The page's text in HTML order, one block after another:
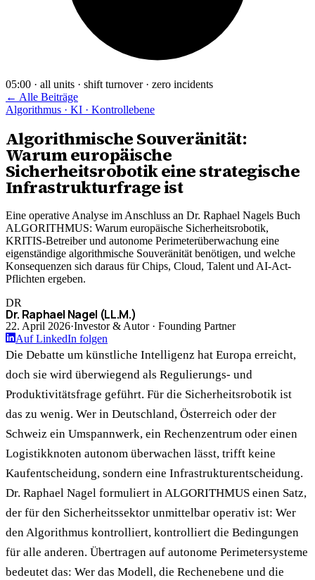
05:00 · all units · shift turnover · zero incidents
← Alle Beiträge
Algorithmus · KI · Kontrollebene
Algorithmische Souveränität:
Warum europäische
Sicherheitsrobotik eine strategische
Infrastrukturfrage ist
Eine operative Analyse im Anschluss an Dr. Raphael Nagels Buch
ALGORITHMUS: Warum europäische Sicherheitsrobotik,
KRITIS-Betreiber und autonome Perimeterüberwachung eine
eigenständige algorithmische Souveränität benötigen, und welche
Konsequenzen sich daraus für Chips, Cloud, Talent und AI-Act-
Pflichten ergeben.
DR
Dr. Raphael Nagel (LL.M.)
22. April 2026·Investor & Autor · Founding Partner
Auf LinkedIn folgen
Die Debatte um künstliche Intelligenz hat Europa erreicht,
doch sie wird überwiegend als Regulierungs- und
Produktivitätsfrage geführt. Für die Sicherheitsrobotik ist
das zu wenig. Wer in Deutschland, Österreich oder der
Schweiz ein Umspannwerk, ein Rechenzentrum oder einen
Logistikknoten autonom überwachen lässt, trifft keine
Kaufentscheidung, sondern eine Infrastrukturentscheidung.
Dr. Raphael Nagel formuliert in ALGORITHMUS einen Satz,
der für den Sicherheitssektor unmittelbar operativ ist: Wer
den Algorithmus kontrolliert, kontrolliert die Bedingungen
für alle anderen. Übertragen auf autonome Perimetersysteme
bedeutet das: Wer das Modell, die Rechenebene und die